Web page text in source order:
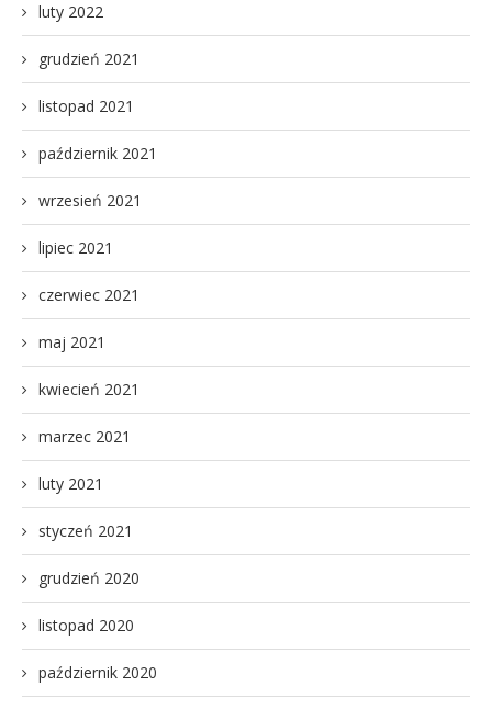
luty 2022
grudzień 2021
listopad 2021
październik 2021
wrzesień 2021
lipiec 2021
czerwiec 2021
maj 2021
kwiecień 2021
marzec 2021
luty 2021
styczeń 2021
grudzień 2020
listopad 2020
październik 2020